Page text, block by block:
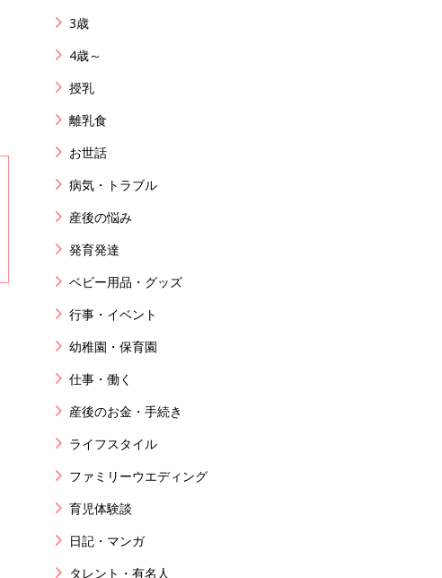
3歳
4歳～
授乳
離乳食
お世話
病気・トラブル
産後の悩み
発育発達
ベビー用品・グッズ
行事・イベント
幼稚園・保育園
仕事・働く
産後のお金・手続き
ライフスタイル
ファミリーウエディング
育児体験談
日記・マンガ
タレント・有名人